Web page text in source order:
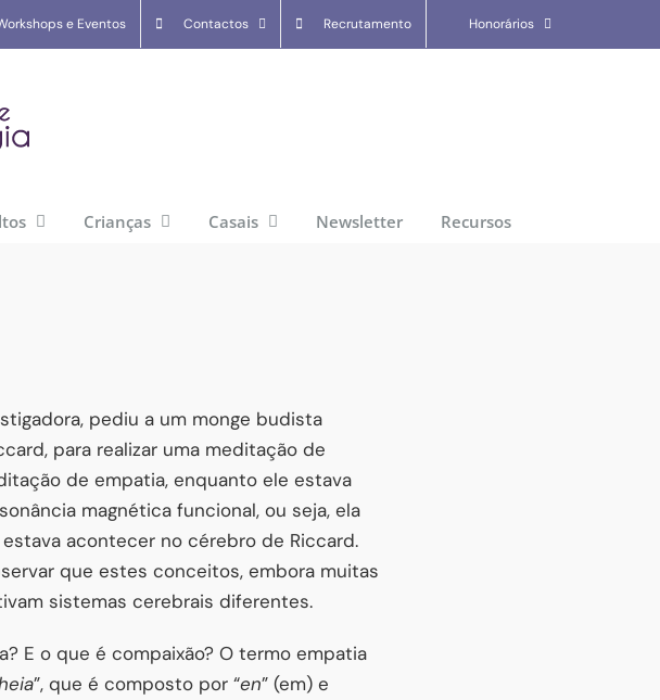
e Eventos Contactos Recrutamento Honorários
Crianças Casais Newsletter Recursos
pediu a um monge budista
para realizar uma meditação de
de empatia, enquanto ele estava
magnética funcional, ou seja, ela
acontecer no cérebro de Riccard.
que estes conceitos, embora muitas
sistemas cerebrais diferentes.
E o que é compaixão? O termo empatia
”, que é composto por “en” (em) e